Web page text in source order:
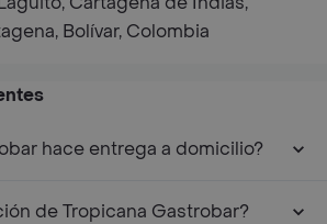
Bolívar, Colombia
hace entrega a domicilio?
de Tropicana Gastrobar?